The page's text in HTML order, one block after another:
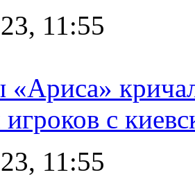
11:55
«Ариса»
игроков с
11:55